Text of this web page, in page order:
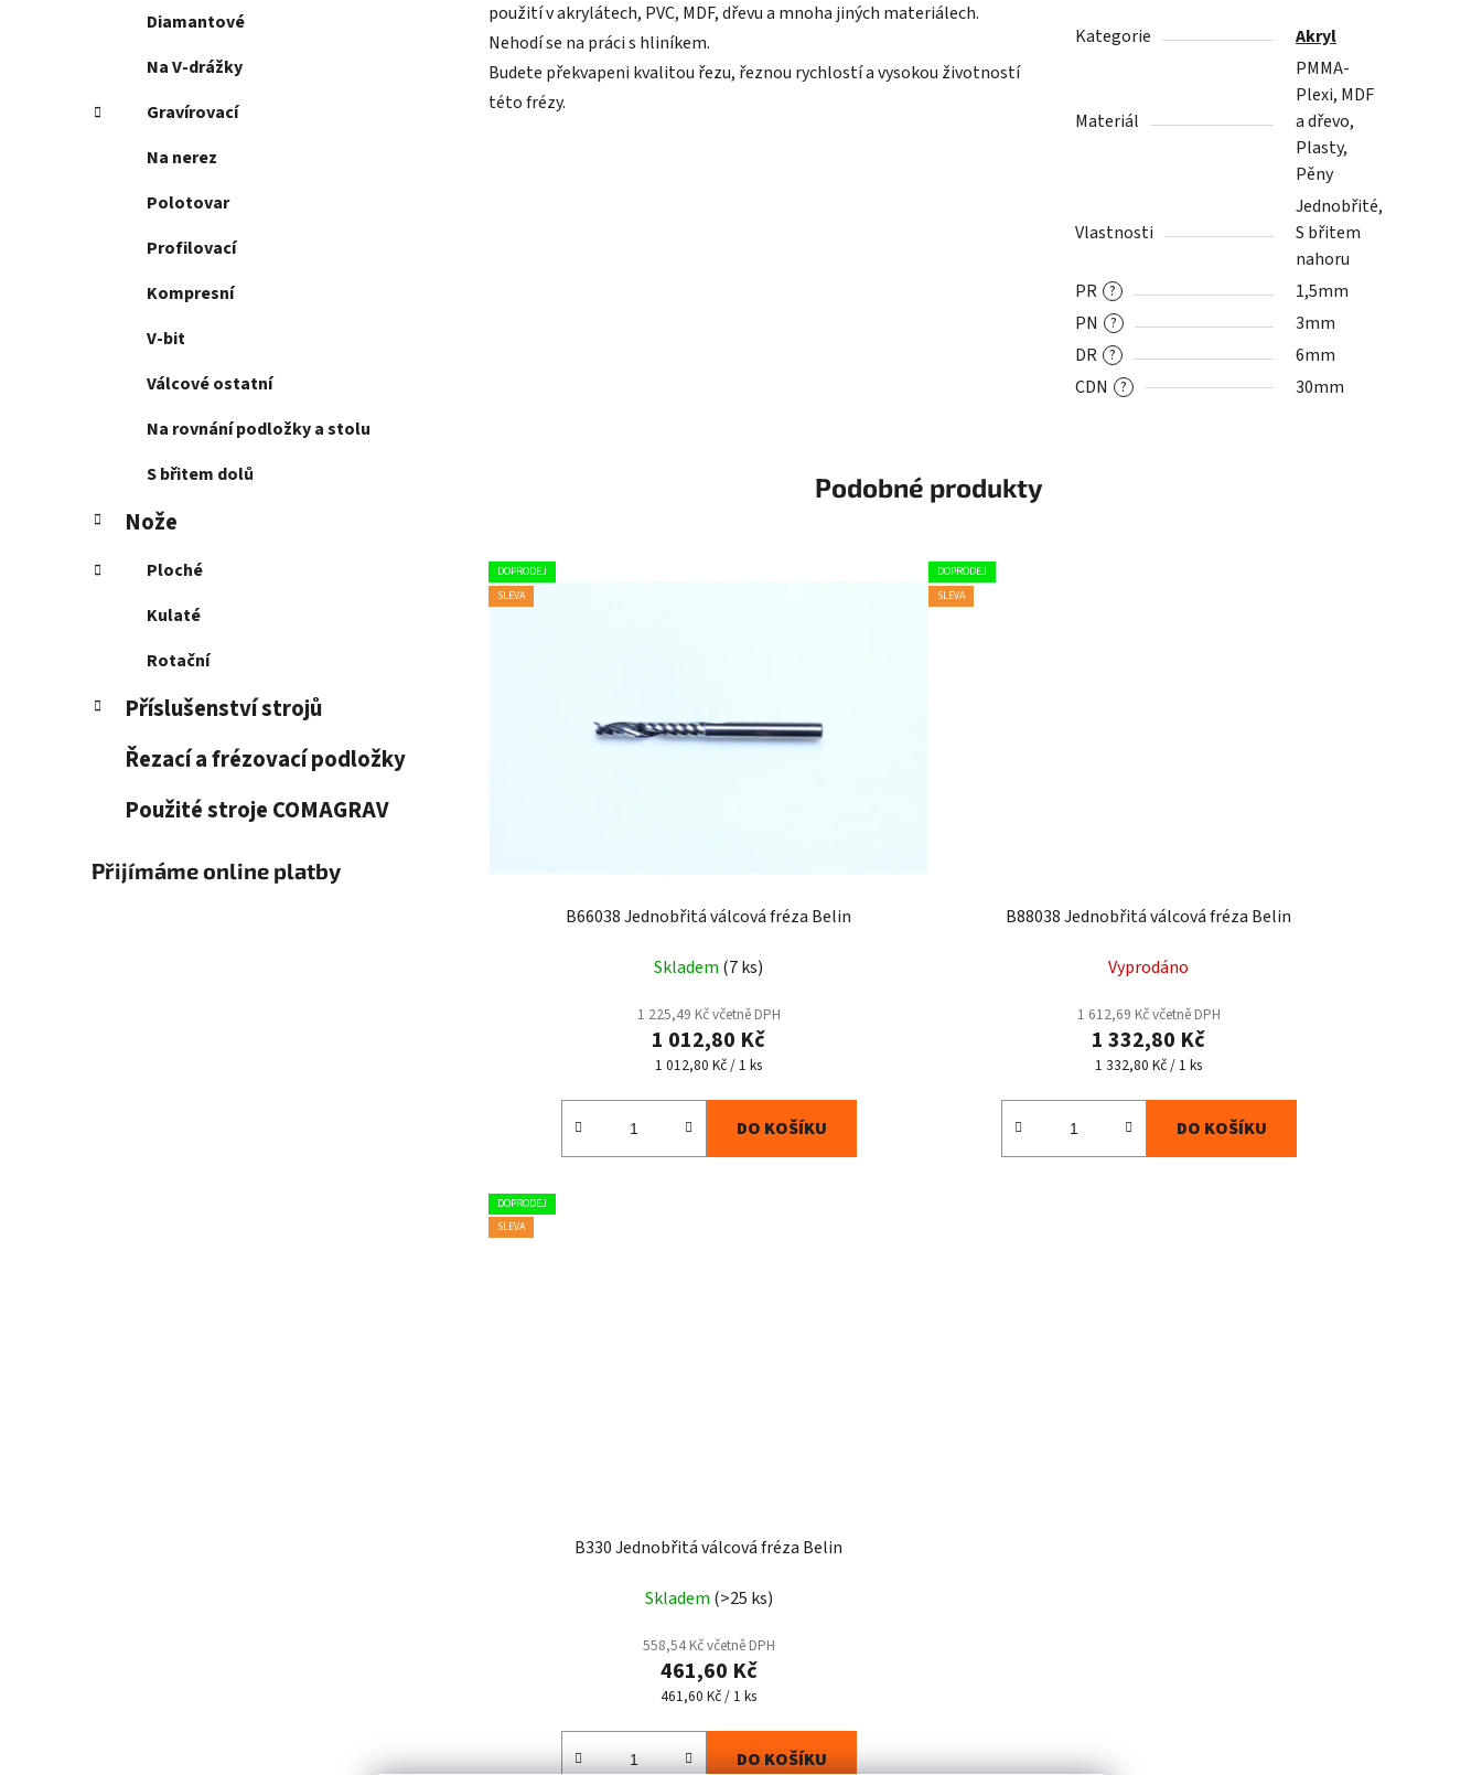
Diamantové
Na V-drážky
Gravírovací
Na nerez
Polotovar
Profilovací
Kompresní
V-bit
Válcové ostatní
Na rovnání podložky a stolu
S břitem dolů
Nože
Ploché
Kulaté
Rotační
Příslušenství strojů
Řezací a frézovací podložky
Použité stroje COMAGRAV
Přijímáme online platby
použití v akrylátech, PVC, MDF, dřevu a mnoha jiných materiálech.
Nehodí se na práci s hliníkem.
Budete překvapeni kvalitou řezu, řeznou rychlostí a vysokou životností
této frézy.
Kategorie Akryl
Materiál
PMMA-
Plexi, MDF
a dřevo,
Plasty,
Pěny
Vlastnosti
Jednobřité,
S břitem
nahoru
?
PR 1,5mm
?
PN 3mm
?
DR 6mm
?
CDN 30mm
Podobné produkty
DOPRODEJ
SLEVA
B66038 Jednobřitá válcová fréza Belin
Skladem (7 ks)
1 225,49 Kč včetně DPH
1 012,80 Kč
Měrná
1 012,80 Kč / 1 ks
DO KOŠÍKU
DOPRODEJ
SLEVA
B88038 Jednobřitá válcová fréza Belin
Vyprodáno
1 612,69 Kč včetně DPH
1 332,80 Kč
Měrná
1 332,80 Kč / 1 ks
DO KOŠÍKU
DOPRODEJ
SLEVA
B330 Jednobřitá válcová fréza Belin
Skladem (>25 ks)
558,54 Kč včetně DPH
461,60 Kč
Měrná
461,60 Kč / 1 ks
DO KOŠÍKU